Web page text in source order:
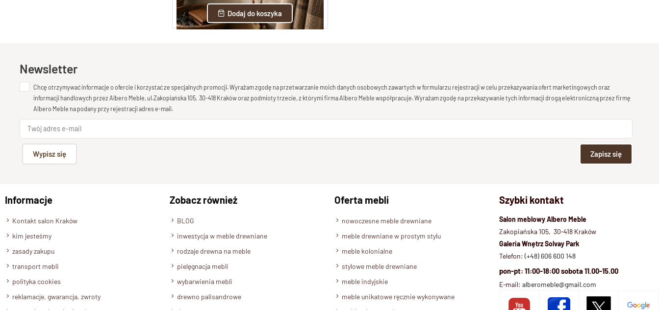
Dodaj do koszyka
Newsletter
Chcę otrzymywać informacje o ofercie i korzystać ze specjalnych promocji. Wyrażam zgodę na przetwarzanie moich danych osobowych zawartych w formularzu rejestracji w celu przekazywania ofert marketingowych oraz
informacji handlowych przez Albero Meble, ul.Zakopiańska 105, 30-418 Kraków oraz podmioty trzecie, z którymi firma Albero Meble współpracuje. Wyrażam zgodę na przekazywanie tych informacji drogą elektroniczną przez firmę
Albero Meble na podany przy rejestracji adres e-mail.
Wypisz się Zapisz się
Informacje
Kontakt salon Kraków
kim jesteśmy
zasady zakupu
transport mebli
polityka cookies
reklamacje, gwarancja, zwroty
Zobacz również
BLOG
inwestycja w meble drewniane
rodzaje drewna na meble
pielęgnacja mebli
wybarwienia mebli
drewno palisandrowe
Oferta mebli
nowoczesne meble drewniane
meble drewniane w prostym stylu
meble kolonialne
stylowe meble drewniane
meble indyjskie
meble unikatowe ręcznie wykonywane
Szybki kontakt
Salon meblowy Albero Meble
Zakopiańska 105, 30-418 Kraków
Galeria Wnętrz Solvay Park
Telefon: (+48) 606 600 148
pon-pt: 11:00-18:00 sobota 11.00-15.00
E-mail: alberomeble@gmail.com